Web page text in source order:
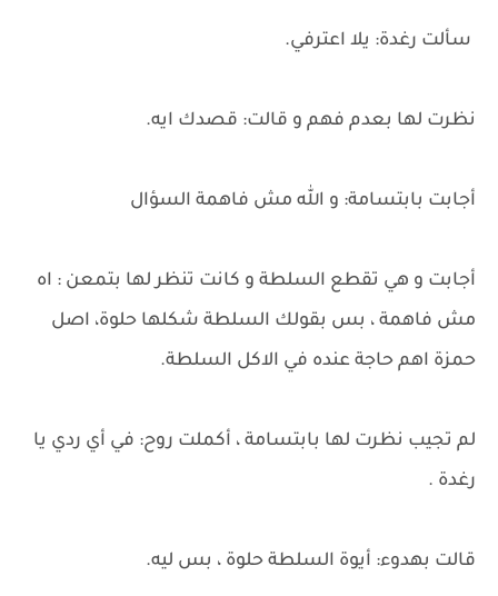
سألت رغدة: يلا اعترفي.
نظرت لها بعدم فهم و قالت: قصدك ايه.
أجابت بابتسامة: و الله مش فاهمة السؤال
أجابت و هي تقطع السلطة و كانت تنظر لها بتمعن : اه
مش فاهمة ، بس بقولك السلطة شكلها حلوة، اصل
حمزة اهم حاجة عنده في الاكل السلطة.
لم تجيب نظرت لها بابتسامة ، أكملت روح: في أي ردي يا
رغدة .
قالت بهدوء: أيوة السلطة حلوة ، بس ليه.